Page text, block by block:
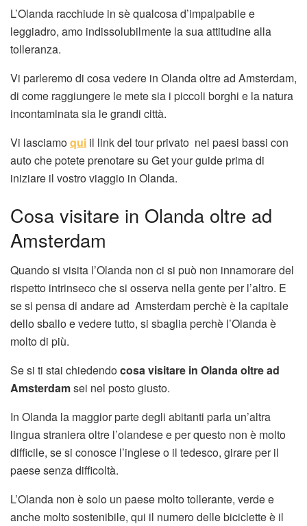
L’Olanda racchiude in sè qualcosa d’impalpabile e
leggiadro, amo indissolubilmente la sua attitudine alla
tolleranza.
Vi parleremo di cosa vedere in Olanda oltre ad Amsterdam,
di come raggiungere le mete sia i piccoli borghi e la natura
incontaminata sia le grandi città.
Vi lasciamoqui il link del tour privato nei paesi bassi con
auto che potete prenotare su Get your guide prima di
iniziare il vostro viaggio in Olanda.
Cosa visitare in Olanda oltre ad
Amsterdam
Quando si visita l’Olanda non ci si può non innamorare del
rispetto intrinseco che si osserva nella gente per l’altro. E
se si pensa di andare ad Amsterdam perchè è la capitale
dello sballo e vedere tutto, si sbaglia perchè l’Olanda è
molto di più.
Se si ti stai chiedendocosa visitare in Olanda oltre ad
Amsterdamsei nel posto giusto.
In Olanda la maggior parte degli abitanti parla un’altra
lingua straniera oltre l’olandese e per questo non è molto
difficile, se si conosce l’inglese o il tedesco, girare per il
paese senza difficoltà.
L’Olanda non è solo un paese molto tollerante, verde e
anche molto sostenibile, qui il numero delle biciclette è il